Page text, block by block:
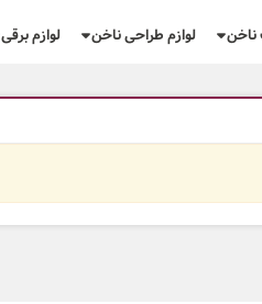
ناخن لوازم طراحی ناخن لوازم برقی